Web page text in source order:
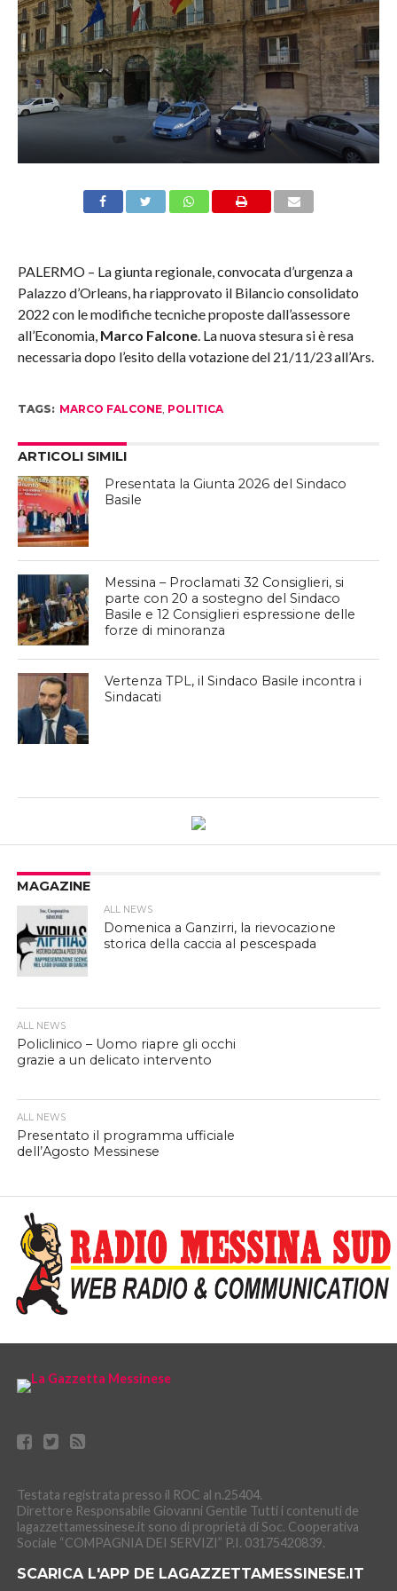
PALERMO – La giunta regionale, convocata d’urgenza a
Palazzo d’Orleans, ha riapprovato il Bilancio consolidato
2022 con le modifiche tecniche proposte dall’assessore
all’Economia, Marco Falcone. La nuova stesura si è resa
necessaria dopo l’esito della votazione del 21/11/23 all’Ars.
TAGS: MARCO FALCONE, POLITICA
ARTICOLI SIMILI
Presentata la Giunta 2026 del Sindaco
Basile
Messina – Proclamati 32 Consiglieri, si
parte con 20 a sostegno del Sindaco
Basile e 12 Consiglieri espressione delle
forze di minoranza
Vertenza TPL, il Sindaco Basile incontra i
Sindacati
MAGAZINE
ALL NEWS
Domenica a Ganzirri, la rievocazione
storica della caccia al pescespada
ALL NEWS
Policlinico – Uomo riapre gli occhi
grazie a un delicato intervento
ALL NEWS
Presentato il programma ufficiale
dell’Agosto Messinese
Testata registrata presso il ROC al n.25404.
Direttore Responsabile Giovanni Gentile Tutti i contenuti de
lagazzettamessinese.it sono di proprietà di Soc. Cooperativa
Sociale “COMPAGNIA DEI SERVIZI” P.I. 03175420839.
SCARICA L'APP DE LAGAZZETTAMESSINESE.IT